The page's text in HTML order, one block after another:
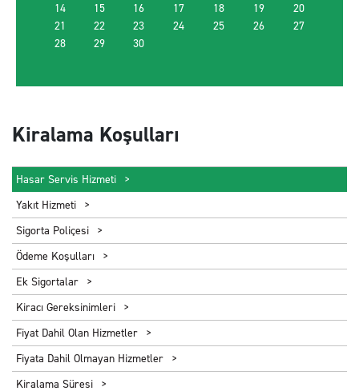
14
15 16 17 18 19
20
21
22 23 24 25 26
27
28
29 30
EN UYGUN ARACI BUL
Kiralama Koşulları
Hasar Servis Hizmeti
Yakıt Hizmeti
Sigorta Poliçesi
Ödeme Koşulları
Ek Sigortalar
Kiracı Gereksinimleri
Fiyat Dahil Olan Hizmetler
Fiyata Dahil Olmayan Hizmetler
Kiralama Süresi